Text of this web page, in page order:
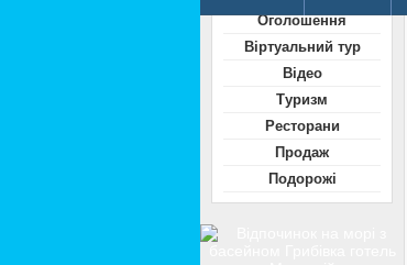
Оголошення
Віртуальний тур
Відео
Туризм
Ресторани
Продаж
Подорожі